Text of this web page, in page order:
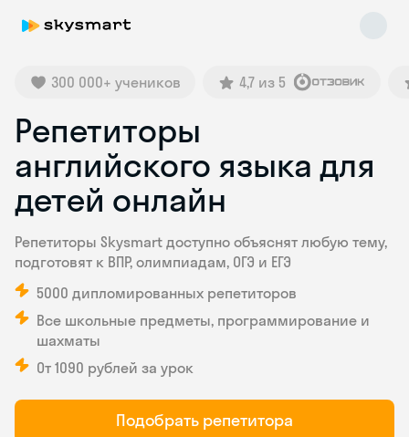
300 000+ учеников 4,7 из 5
Репетиторы
английского языка для
детей онлайн
Репетиторы Skysmart доступно объяснят любую тему,
подготовят к ВПР, олимпиадам, ОГЭ и ЕГЭ
5000 дипломированных репетиторов
Все школьные предметы, программирование и
шахматы
От 1090 рублей за урок
Подобрать репетитора
Skysmart Chat
online